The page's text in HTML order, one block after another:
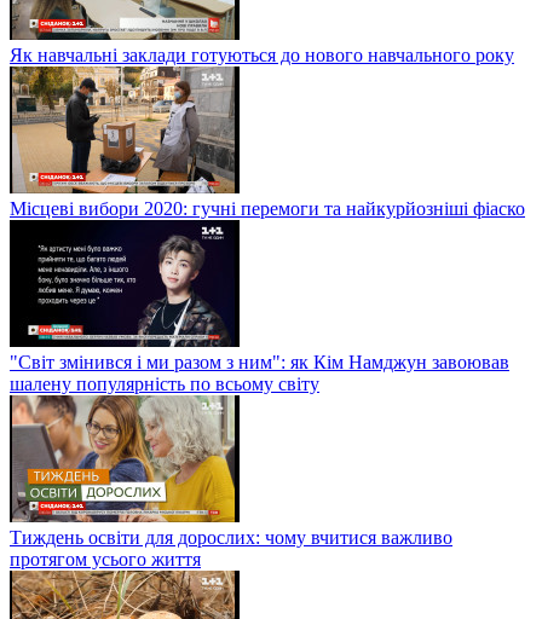
Як навчальні заклади готуються до нового навчального року
Місцеві вибори 2020: гучні перемоги та найкурйозніші фіаско
"Світ змінився і ми разом з ним": як Кім Намджун завоював
шалену популярність по всьому світу
Тиждень освіти для дорослих: чому вчитися важливо
протягом усього життя